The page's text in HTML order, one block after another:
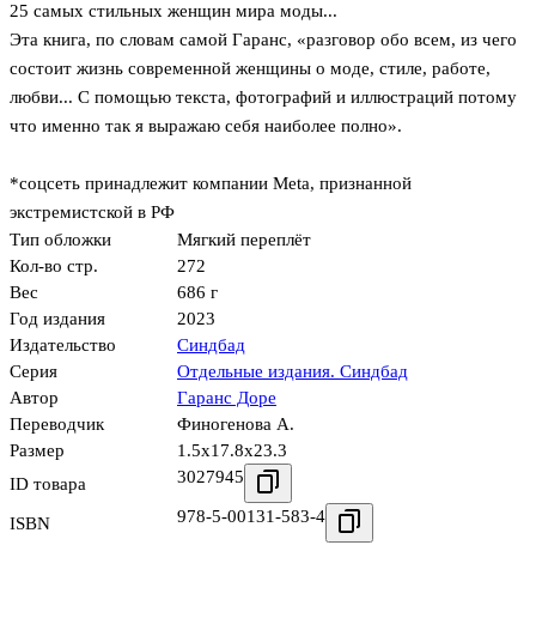
25 самых стильных женщин мира моды...
Эта книга, по словам самой Гаранс, «разговор обо всем, из чего
состоит жизнь современной женщины о моде, стиле, работе,
любви... С помощью текста, фотографий и иллюстраций потому
что именно так я выражаю себя наиболее полно».
*соцсеть принадлежит компании Meta, признанной
экстремистской в РФ
Тип обложки
Мягкий переплёт
Кол-во стр.
272
Вес
686 г
Год издания
2023
Издательство
Синдбад
Серия
Отдельные издания. Синдбад
Автор
Гаранс Доре
Переводчик
Финогенова А.
Размер
1.5x17.8x23.3
ID товара
3027945
ISBN 978-5-00131-583-4